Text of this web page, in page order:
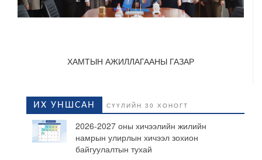
ХАМТЫН АЖИЛЛАГААНЫ ГАЗАР
ИХ УНШСАН СҮҮЛИЙН 30 ХОНОГТ
2026-2027 оны хичээлийн жилийн
намрын улирлын хичээл зохион
байгуулалтын тухай